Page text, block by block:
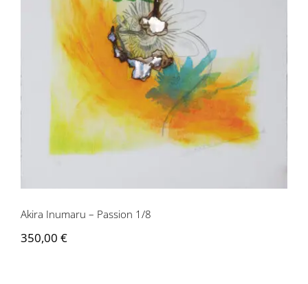
Akira Inumaru – Passion 1/8
Akira Inumaru – Passion 1/8
350,00 €